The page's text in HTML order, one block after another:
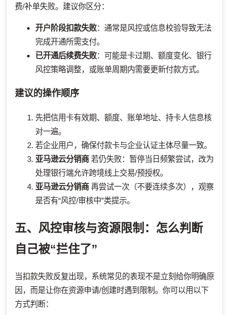
费/补单失败。建议你区分：
开户阶段扣款失败：通常是风控或信息校验导致无法
完成开通所需支付。
已开通后续费失败：可能是卡过期、额度变化、银行
风控策略调整，或账单周期内需要更新付款方式。
建议的操作顺序
先把信用卡有效期、额度、账单地址、持卡人信息核
对一遍。
若企业用户，确保付款卡与企业认证主体尽量一致。
亚马逊云分销商 若仍失败：暂停当日频繁尝试，改为
处理银行端允许跨境线上交易/预授权。
亚马逊云分销商 再尝试一次（不要连续多次），观察
是否有“风控/审核中”类提示。
五、风控审核与资源限制：怎么判断
自己被“拦住了”
当扣款失败反复出现，系统常见的表现不是立刻给你明确原
因，而是让你在资源申请/创建时遇到限制。你可以用以下
方式判断：